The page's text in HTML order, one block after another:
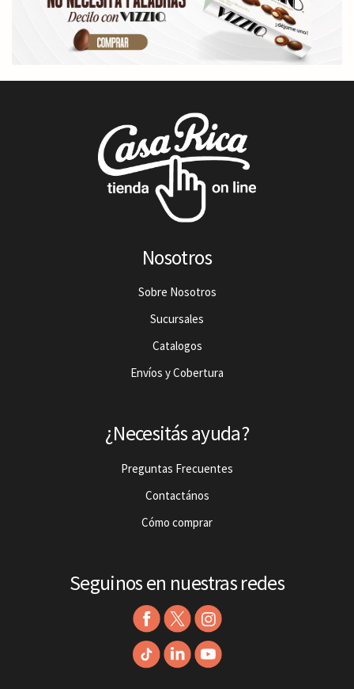
Nosotros
Sobre Nosotros
Sucursales
Catalogos
Envíos y Cobertura
¿Necesitás ayuda?
Preguntas Frecuentes
Contactános
Cómo comprar
Seguinos en nuestras redes